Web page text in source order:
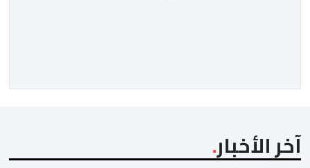
المسؤول الوحيد المباشر والمنتخب من قِبل 211 اتحادا […]
آخر الأخبار